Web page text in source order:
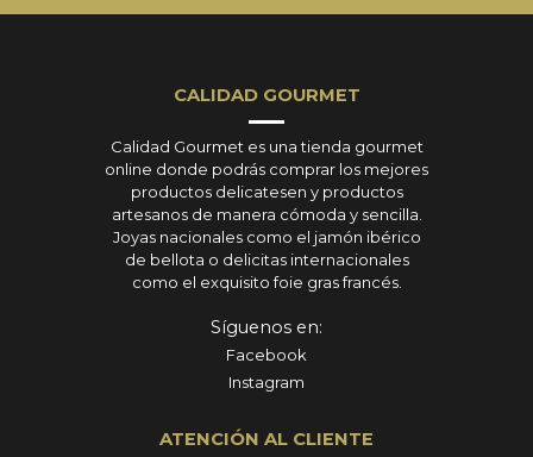
CALIDAD GOURMET
Calidad Gourmet es una tienda gourmet
online donde podrás comprar los mejores
productos delicatesen y productos
artesanos de manera cómoda y sencilla.
Joyas nacionales como el jamón ibérico
de bellota o delicitas internacionales
como el exquisito foie gras francés.
Síguenos en:
Facebook
Instagram
ATENCIÓN AL CLIENTE